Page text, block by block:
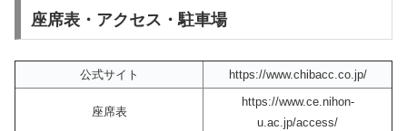
座席表・アクセス・駐車場
公式サイト https://www.chibacc.co.jp/
座席表
https://www.ce.nihon-
u.ac.jp/access/